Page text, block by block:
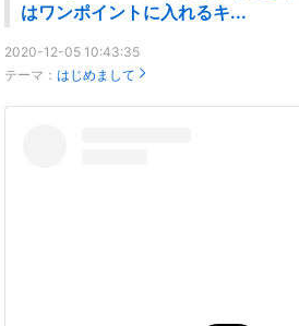
はワンポイントに入れるキ...
2020-12-05 10:43:35
テーマ： はじめまして